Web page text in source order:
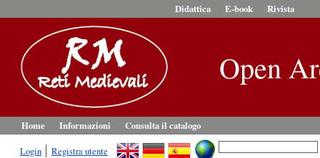
Didattica E-book Rivista
Open
Home Informazioni
Consulta il catalogo
Login
Registra utente